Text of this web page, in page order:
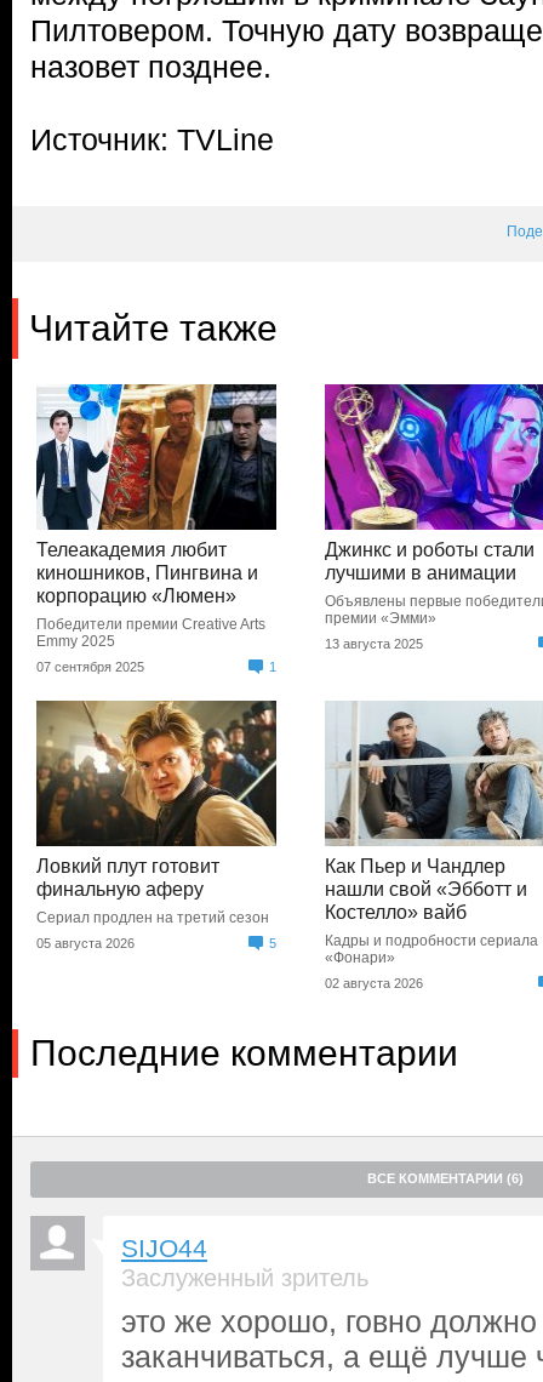
Пилтовером. Точную дату
назовет позднее.
Источник: TVLine
Читайте также
Телеакадемия любит
киношников, Пингвина и
корпорацию «Люмен»
Победители премии Creative Arts
Emmy 2025
07 сентября 2025 1
Джинкс и роботы стали
лучшими в анимации
Объявлены первые
премии «Эмми»
13 августа 2025
Ловкий плут готовит
финальную аферу
Сериал продлен на третий сезон
05 августа 2026 5
Как Пьер и Чандлер
нашли свой «Эбботт и
Костелло» вайб
Кадры и подробности сериала
«Фонари»
02 августа 2026
Последние комментарии
ВСЕ КОММЕНТАРИИ (6)
SIJO44
Заслуженный зритель
это же хорошо, говно
заканчиваться, а ещё лучше